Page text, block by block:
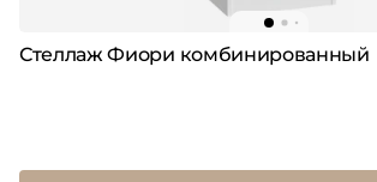
Стеллаж Фиори комбинированный